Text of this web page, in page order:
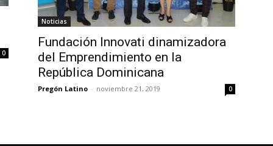
0
Noticias
Fundación Innovati dinamizadora
del Emprendimiento en la
República Dominicana
Pregón Latino - noviembre 21, 2019 0